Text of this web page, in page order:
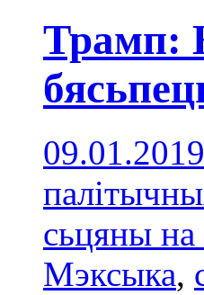
Трамп:
сьцяны
Мэксыка,